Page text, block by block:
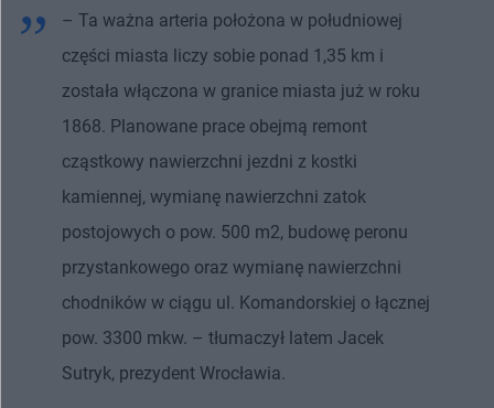
– Ta ważna arteria położona w południowej
części miasta liczy sobie ponad 1,35 km i
została włączona w granice miasta już w roku
1868. Planowane prace obejmą remont
cząstkowy nawierzchni jezdni z kostki
kamiennej, wymianę nawierzchni zatok
postojowych o pow. 500 m2, budowę peronu
przystankowego oraz wymianę nawierzchni
chodników w ciągu ul. Komandorskiej o łącznej
pow. 3300 mkw. – tłumaczył latem Jacek
Sutryk, prezydent Wrocławia.